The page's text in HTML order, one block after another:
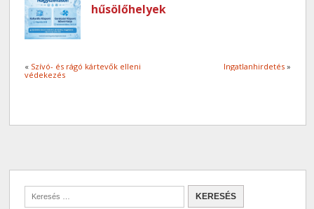
hűsölőhelyek
« Szívó- és rágó kártevők elleni
védekezés
Ingatlanhirdetés»